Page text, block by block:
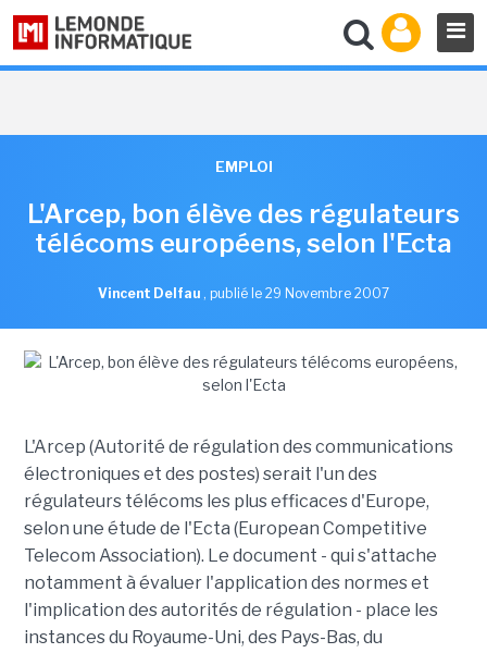
EMPLOI
L'Arcep, bon élève des régulateurs
télécoms européens, selon l'Ecta
Vincent Delfau , publié le 29 Novembre 2007
L'Arcep (Autorité de régulation des communications
électroniques et des postes) serait l'un des
régulateurs télécoms les plus efficaces d'Europe,
selon une étude de l'Ecta (European Competitive
Telecom Association). Le document - qui s'attache
notamment à évaluer l'application des normes et
l'implication des autorités de régulation - place les
instances du Royaume-Uni, des Pays-Bas, du